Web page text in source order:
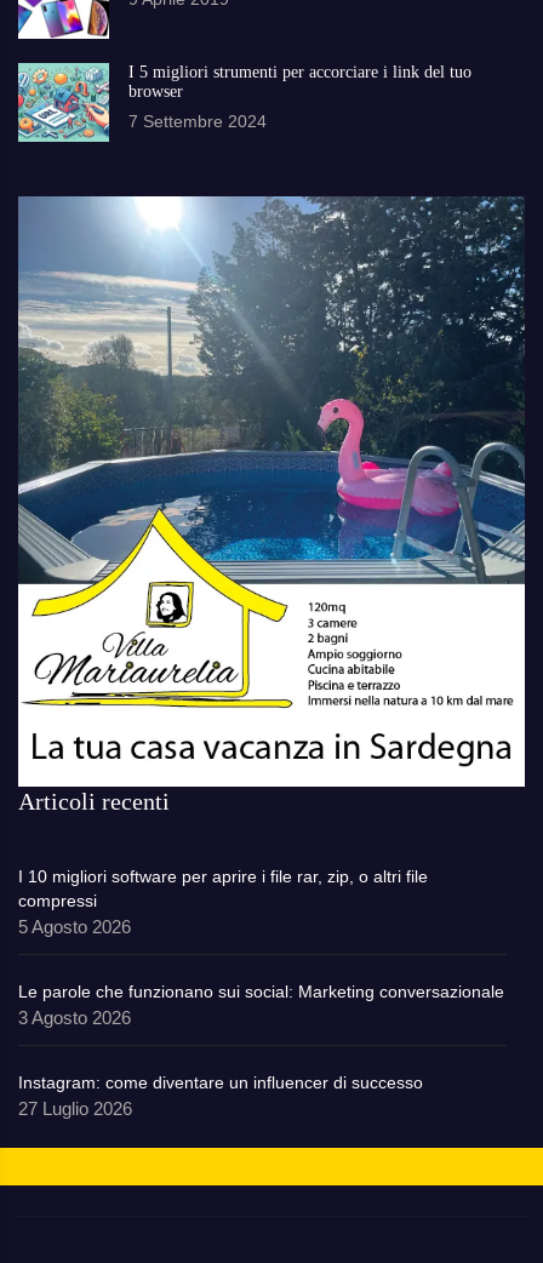
I 5 migliori strumenti per accorciare i link del tuo
browser
7 Settembre 2024
Articoli recenti
I 10 migliori software per aprire i file rar, zip, o altri file
compressi
5 Agosto 2026
Le parole che funzionano sui social: Marketing conversazionale
3 Agosto 2026
Instagram: come diventare un influencer di successo
27 Luglio 2026